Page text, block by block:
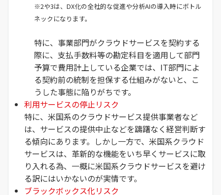
※2や3は、DX化の全社的な促進や分析AIの導入時にボトル
ネックになります。
特に、事業部門がクラウドサービスを契約する
際に、支払手数料等の勘定科目を適用して部門
予算で費用計上している企業では、IT部門によ
る契約前の統制を担保する仕組みがないと、こ
うした事態に陥りがちです。
利用サービスの停止リスク
特に、米国系のクラウドサービス提供事業者など
は、サービスの提供中止などを躊躇なく経営判断す
る傾向にあります。しかし一方で、米国系クラウド
サービスは、革新的な機能をいち早くサービスに取
り入れる為、一概に米国系クラウドサービスを避け
る訳にはいかないのが実情です。
ブラックボックス化リスク